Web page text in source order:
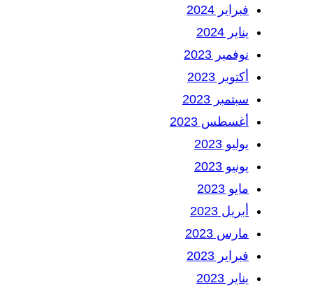
فبراير 2024
يناير 2024
نوفمبر 2023
أكتوبر 2023
سبتمبر 2023
أغسطس 2023
يوليو 2023
يونيو 2023
مايو 2023
أبريل 2023
مارس 2023
فبراير 2023
يناير 2023